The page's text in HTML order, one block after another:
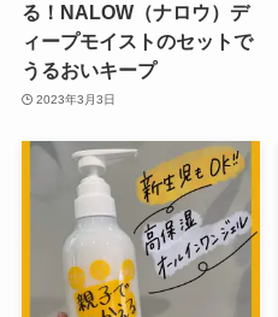
る！NALOW（ナロウ）デ
ィープモイストのセットで
うるおいキープ
2023年3月3日